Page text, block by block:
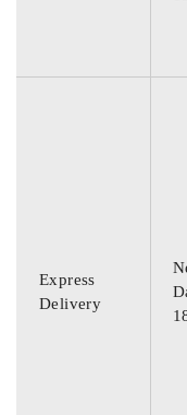
Express
Delivery